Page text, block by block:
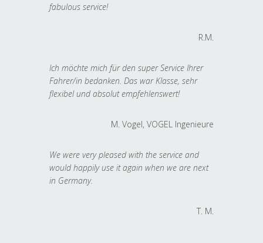
fabulous service!
R.M.
Ich möchte mich für den super Service Ihrer
Fahrer/in bedanken. Das war Klasse, sehr
flexibel und absolut empfehlenswert!
M. Vogel, VOGEL Ingenieure
We were very pleased with the service and
would happily use it again when we are next
in Germany.
T. M.